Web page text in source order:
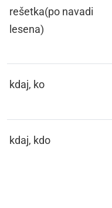
rešetka(po navadi
lesena)
kdaj, ko
kdaj, kdo